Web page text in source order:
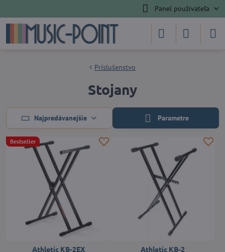
Panel používateľa
Príslušenstvo
Stojany
Najpredávanejšie Parametre
Bestseller
Athletic KB-2EX Athletic KB-2